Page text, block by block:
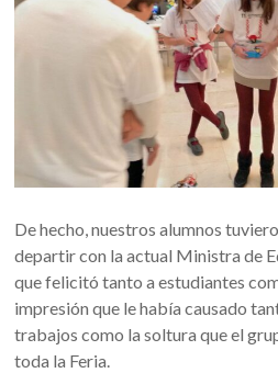
De hecho, nuestros alumnos
departir con la actual Ministra de
que felicitó tanto a estudiantes
impresión que le había causado
trabajos como la soltura que el
toda la Feria.